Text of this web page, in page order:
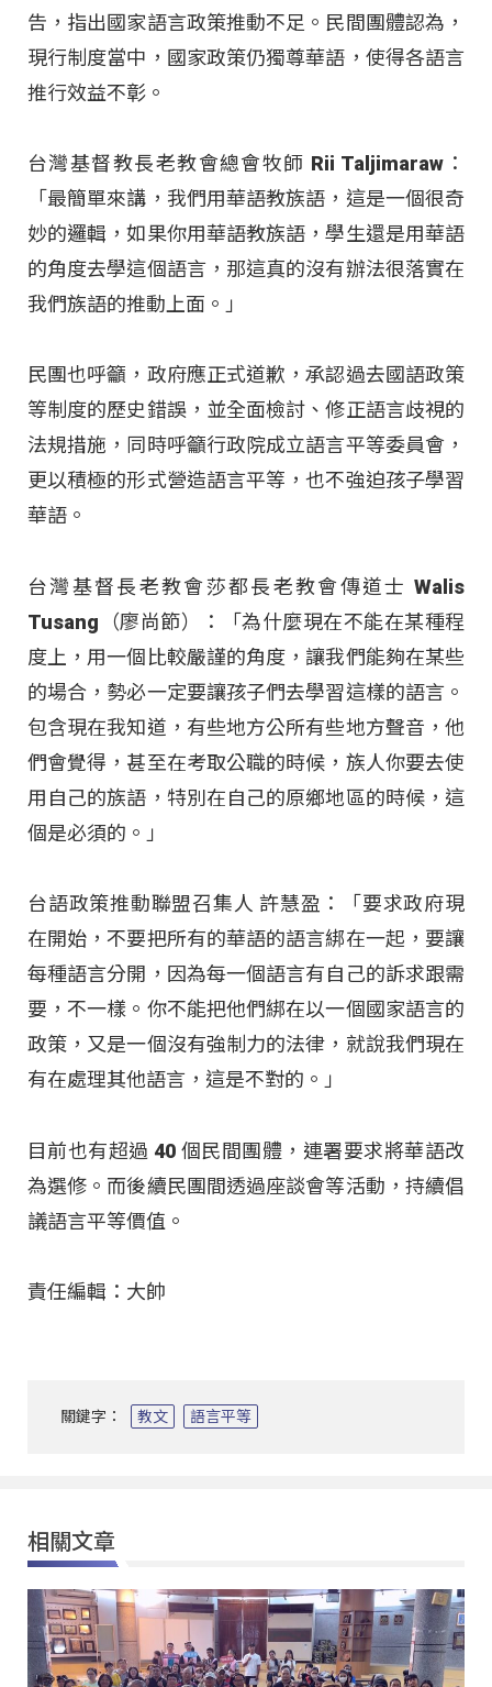
告，指出國家語言政策推動不足。民間團體認為，
現行制度當中，國家政策仍獨尊華語，使得各語言
推行效益不彰。
台灣基督教長老教會總會牧師 Rii Taljimaraw：
「最簡單來講，我們用華語教族語，這是一個很奇
妙的邏輯，如果你用華語教族語，學生還是用華語
的角度去學這個語言，那這真的沒有辦法很落實在
我們族語的推動上面。」
民團也呼籲，政府應正式道歉，承認過去國語政策
等制度的歷史錯誤，並全面檢討、修正語言歧視的
法規措施，同時呼籲行政院成立語言平等委員會，
更以積極的形式營造語言平等，也不強迫孩子學習
華語。
台灣基督長老教會莎都長老教會傳道士 Walis
Tusang（廖尚節）：「為什麼現在不能在某種程
度上，用一個比較嚴謹的角度，讓我們能夠在某些
的場合，勢必一定要讓孩子們去學習這樣的語言。
包含現在我知道，有些地方公所有些地方聲音，他
們會覺得，甚至在考取公職的時候，族人你要去使
用自己的族語，特別在自己的原鄉地區的時候，這
個是必須的。」
台語政策推動聯盟召集人 許慧盈：「要求政府現
在開始，不要把所有的華語的語言綁在一起，要讓
每種語言分開，因為每一個語言有自己的訴求跟需
要，不一樣。你不能把他們綁在以一個國家語言的
政策，又是一個沒有強制力的法律，就說我們現在
有在處理其他語言，這是不對的。」
目前也有超過 40 個民間團體，連署要求將華語改
為選修。而後續民團間透過座談會等活動，持續倡
議語言平等價值。
責任編輯：大帥
關鍵字： 教文 語言平等
相關文章